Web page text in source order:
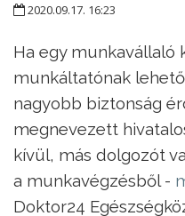
2020.09.17. 16:23
Ha egy munkavállaló
munkáltatónak
nagyobb biztonság
megnevezett
kívül, más dolgozót
a munkavégzésből -
Doktor24